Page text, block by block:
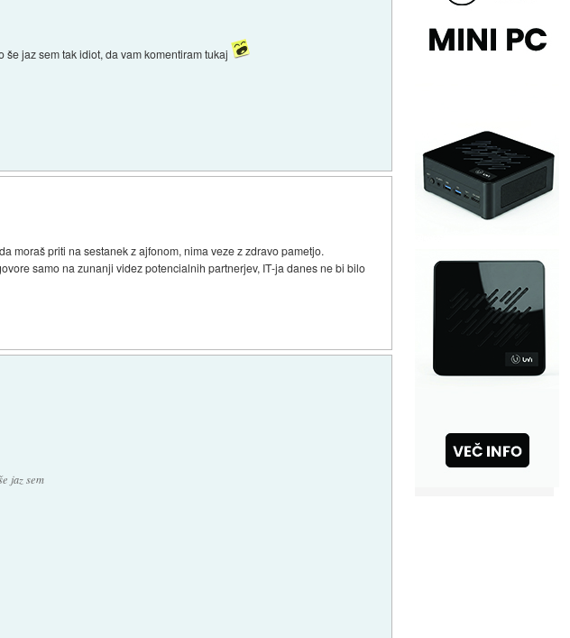
še jaz sem tak idiot, da vam komentiram tukaj
moraš priti na sestanek z ajfonom, nima veze z zdravo pametjo.
samo na zunanji videz potencialnih partnerjev, IT-ja danes ne bi bilo
jaz sem